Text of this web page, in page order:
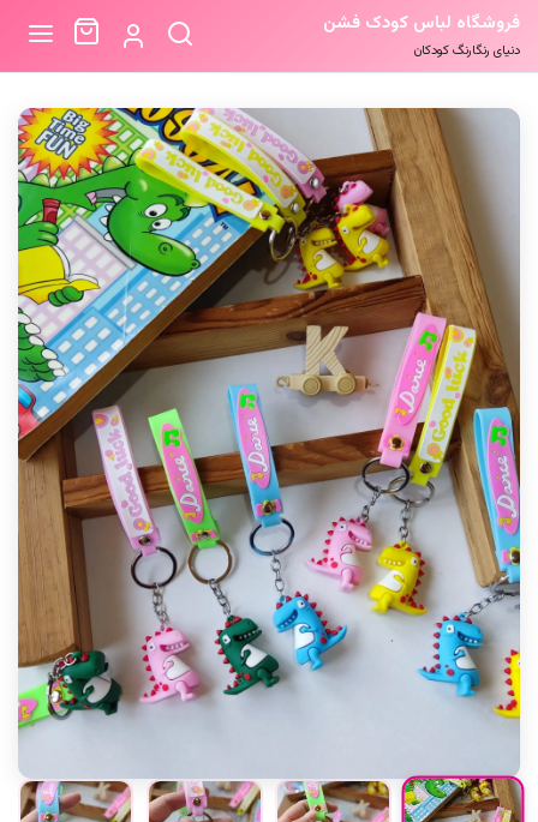
فروشگاه لباس کودک فشن
دنیای رنگارنگ کودکان